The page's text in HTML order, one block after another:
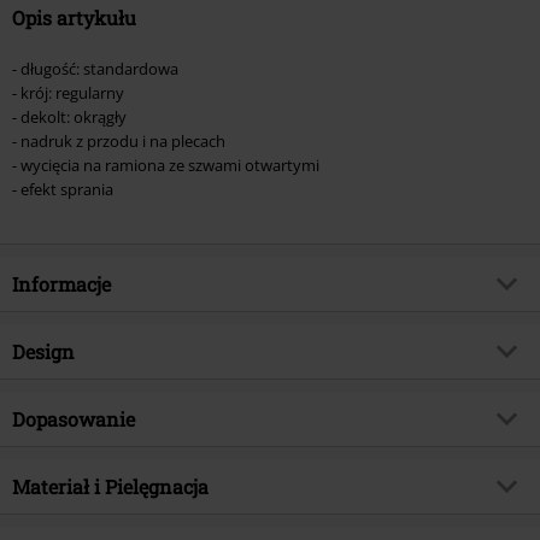
Opis artykułu
- długość: standardowa
- krój: regularny
- dekolt: okrągły
- nadruk z przodu i na plecach
- wycięcia na ramiona ze szwami otwartymi
- efekt sprania
Informacje
Numer artykułu
Gatunek muzyczny
Kategoria produktu
Design
Rodzaj artykułu
Efekt sprania
Dopasowanie
Krój - Top
Materiał i Pielęgnacja